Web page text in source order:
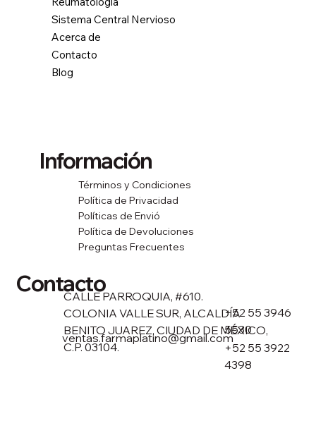
Sistema Central Nervioso
Acerca de
Contacto
Blog
ContactoCALLE PARROQUIA, #610.
COLONIA VALLE SUR, ALCALDÍA
BENITO JUAREZ, CIUDAD DE MÉXICO,
C.P. 03104.
+52 55 3946
5530
+52 55 3922
4398
ventas.farmaplatino@gmail.com
Información
Términos y Condiciones
Política de Privacidad
Políticas de Envió
Política de Devoluciones
Preguntas Frecuentes